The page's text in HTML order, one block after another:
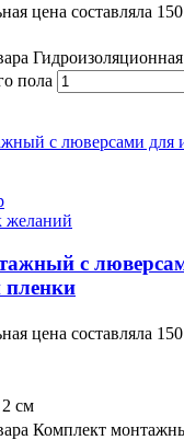
цена составляла
пола
желаний
с
пленки
цена составляла
см
Комплект